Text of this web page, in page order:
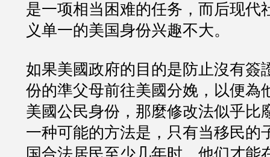
是一项相当困难的任务，而后现代
义单一的美国身份兴趣不大。
如果美國政府的目的是防止沒有簽
份的準父母前往美國分娩，以便為
美國公民身份，那麼修改法似乎比
一种可能的方法是，只有当移民的